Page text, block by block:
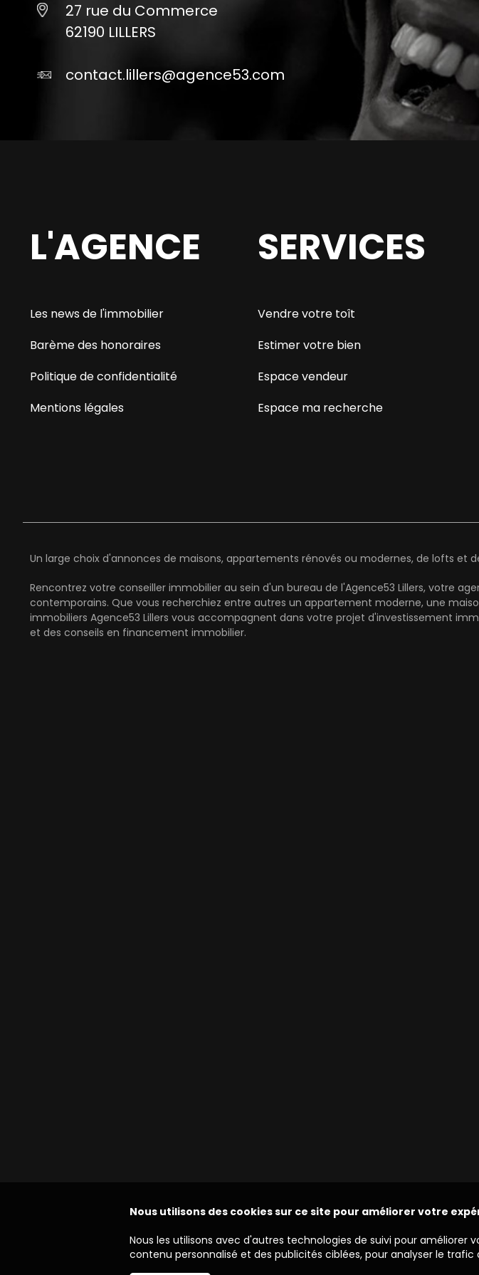
27 rue du Commerce
62190 LILLERS
contact.lillers@agence53.com
L'AGENCE
Les news de l'immobilier
Barème des honoraires
Politique de confidentialité
Mentions légales
SERVICES
Vendre votre toît
Estimer votre bien
Espace vendeur
Espace ma recherche
Un large choix d'annonces de maisons, appartements rénovés ou modernes, de lofts et
Rencontrez votre conseiller immobilier au sein d'un bureau de l'Agence53 Lillers, votre
contemporains. Que vous recherchiez entre autres un appartement moderne, une
immobiliers Agence53 Lillers vous accompagnent dans votre projet d'investissement
et des conseils en financement immobilier.
Nous utilisons des cookies sur ce site pour améliorer votre
Nous les utilisons avec d'autres technologies de suivi pour
contenu personnalisé et des publicités ciblées, pour analyser le